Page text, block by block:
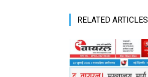
RELATED ARTICLES